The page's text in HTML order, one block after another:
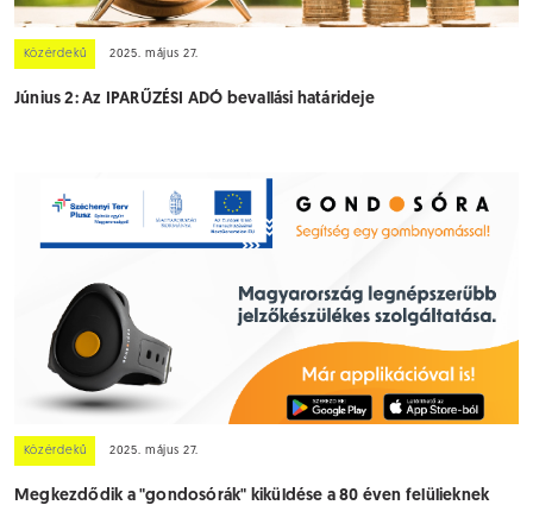
Közérdekű 2025. május 27.
Június 2: Az IPARŰZÉSI ADÓ bevallási határideje
Közérdekű 2025. május 27.
Megkezdődik a "gondosórák" kiküldése a 80 éven felülieknek